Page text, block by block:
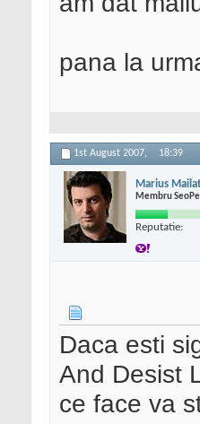
pana la
1st August 2007, 18:39
Marius
Membru
Reputatie:
Daca esti
And Desist
ce face va